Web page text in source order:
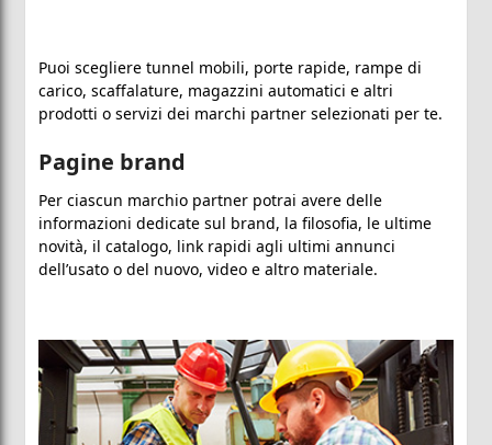
Puoi scegliere tunnel mobili, porte rapide, rampe di
carico, scaffalature, magazzini automatici e altri
prodotti o servizi dei marchi partner selezionati per te.
Pagine brand
Per ciascun marchio partner potrai avere delle
informazioni dedicate sul brand, la filosofia, le ultime
novità, il catalogo, link rapidi agli ultimi annunci
dell’usato o del nuovo, video e altro materiale.